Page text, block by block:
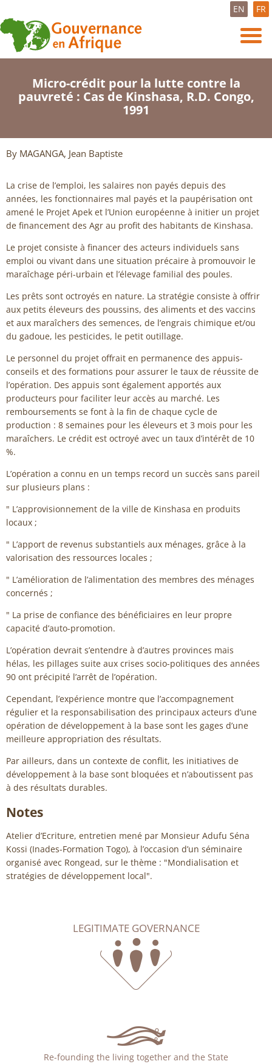
EN FR
Micro-crédit pour la lutte contre la
pauvreté : Cas de Kinshasa, R.D. Congo,
1991
By MAGANGA, Jean Baptiste
La crise de l’emploi, les salaires non payés depuis des
années, les fonctionnaires mal payés et la paupérisation ont
amené le Projet Apek et l’Union européenne à initier un projet
de financement des Agr au profit des habitants de Kinshasa.
Le projet consiste à financer des acteurs individuels sans
emploi ou vivant dans une situation précaire à promouvoir le
maraîchage péri-urbain et l’élevage familial des poules.
Les prêts sont octroyés en nature. La stratégie consiste à offrir
aux petits éleveurs des poussins, des aliments et des vaccins
et aux maraîchers des semences, de l’engrais chimique et/ou
du gadoue, les pesticides, le petit outillage.
Le personnel du projet offrait en permanence des appuis-
conseils et des formations pour assurer le taux de réussite de
l’opération. Des appuis sont également apportés aux
producteurs pour faciliter leur accès au marché. Les
remboursements se font à la fin de chaque cycle de
production : 8 semaines pour les éleveurs et 3 mois pour les
maraîchers. Le crédit est octroyé avec un taux d’intérêt de 10
%.
L’opération a connu en un temps record un succès sans pareil
sur plusieurs plans :
" L’approvisionnement de la ville de Kinshasa en produits
locaux ;
" L’apport de revenus substantiels aux ménages, grâce à la
valorisation des ressources locales ;
" L’amélioration de l’alimentation des membres des ménages
concernés ;
" La prise de confiance des bénéficiaires en leur propre
capacité d’auto-promotion.
L’opération devrait s’entendre à d’autres provinces mais
hélas, les pillages suite aux crises socio-politiques des années
90 ont précipité l’arrêt de l’opération.
Cependant, l’expérience montre que l’accompagnement
régulier et la responsabilisation des principaux acteurs d’une
opération de développement à la base sont les gages d’une
meilleure appropriation des résultats.
Par ailleurs, dans un contexte de conflit, les initiatives de
développement à la base sont bloquées et n’aboutissent pas
à des résultats durables.
Notes
Atelier d’Ecriture, entretien mené par Monsieur Adufu Séna
Kossi (Inades-Formation Togo), à l’occasion d’un séminaire
organisé avec Rongead, sur le thème : "Mondialisation et
stratégies de développement local".
LEGITIMATE GOVERNANCE
Re-founding the living together and the State